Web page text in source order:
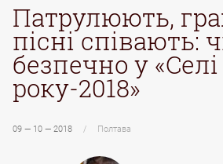
Патрулюють,
пісні співають:
безпечно у «Селі
року-2018»
09 — 10 — 2018 / Полтава